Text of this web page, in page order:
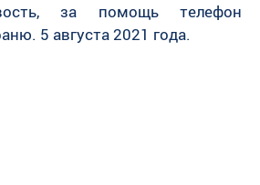
за помощь телефон
5 августа 2021 года.